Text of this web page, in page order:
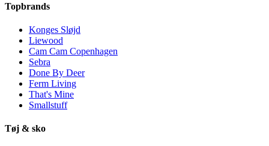
Topbrands
Konges Sløjd
Liewood
Cam Cam Copenhagen
Sebra
Done By Deer
Ferm Living
That's Mine
Smallstuff
Tøj & sko